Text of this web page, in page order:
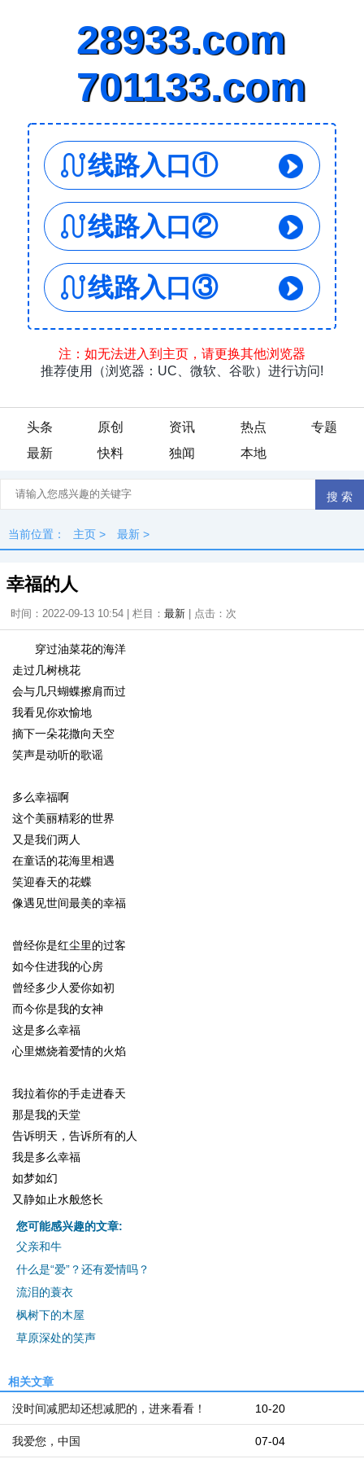
头条 原创 资讯 热点
专题
最新
快料 独闻 本地
当前位置： 主页 > 最新 >
幸福的人
时间：2022-09-13 10:54 | 栏目： 最新 | 点击： 次
穿过油菜花的海洋
走过几树桃花
会与几只蝴蝶擦肩而过
我看见你欢愉地
摘下一朵花撒向天空
笑声是动听的歌谣
多么幸福啊
这个美丽精彩的世界
又是我们两人
在童话的花海里相遇
笑迎春天的花蝶
像遇见世间最美的幸福
曾经你是红尘里的过客
如今住进我的心房
曾经多少人爱你如初
而今你是我的女神
这是多么幸福
心里燃烧着爱情的火焰
我拉着你的手走进春天
那是我的天堂
告诉明天，告诉所有的人
我是多么幸福
如梦如幻
又静如止水般悠长
您可能感兴趣的文章:
父亲和牛
什么是“爱”？还有爱情吗？
流泪的蓑衣
枫树下的木屋
草原深处的笑声
相关文章
10-20
没时间减肥却还想减肥的，进来看看！
07-04
我爱您，中国